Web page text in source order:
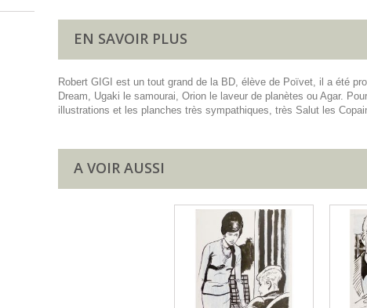
EN SAVOIR PLUS
Robert GIGI est un tout grand de la BD, élève de Poïvet, il a été
Dream, Ugaki le samourai, Orion le laveur de planètes ou Agar.
illustrations et les planches très sympathiques, très Salut les
A VOIR AUSSI